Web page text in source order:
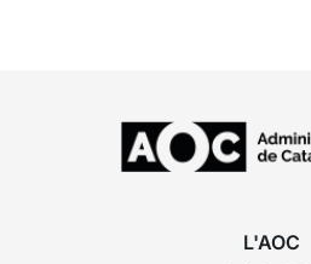
L'AOC